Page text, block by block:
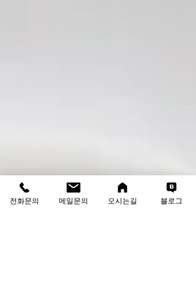
전화문의 메일문의 오시는길 블로그